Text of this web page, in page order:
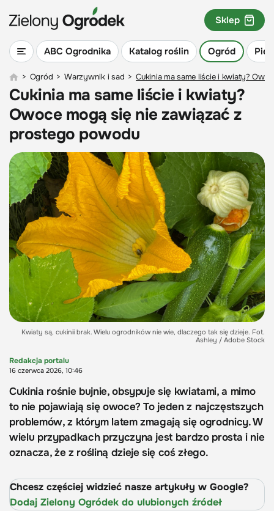
ABC Ogrodnika Katalog roślin Ogród
Sklep
> Ogród > Warzywnik i sad > Cukinia ma same liście i kwiaty?
Cukinia ma same liście i kwiaty?
Owoce mogą się nie zawiązać z
prostego powodu
Kwiaty są, cukinii brak. Wielu ogrodników nie wie, dlaczego tak się dzieje. Fot.
Ashley / Adobe Stock
Redakcja portalu
16 czerwca 2026, 10:46
Cukinia rośnie bujnie, obsypuje się kwiatami, a mimo
to nie pojawiają się owoce? To jeden z najczęstszych
problemów, z którym latem zmagają się ogrodnicy. W
wielu przypadkach przyczyna jest bardzo prosta i nie
oznacza, że z rośliną dzieje się coś złego.
Chcesz częściej widzieć nasze artykuły w Google?
Dodaj Zielony Ogródek do ulubionych źródeł